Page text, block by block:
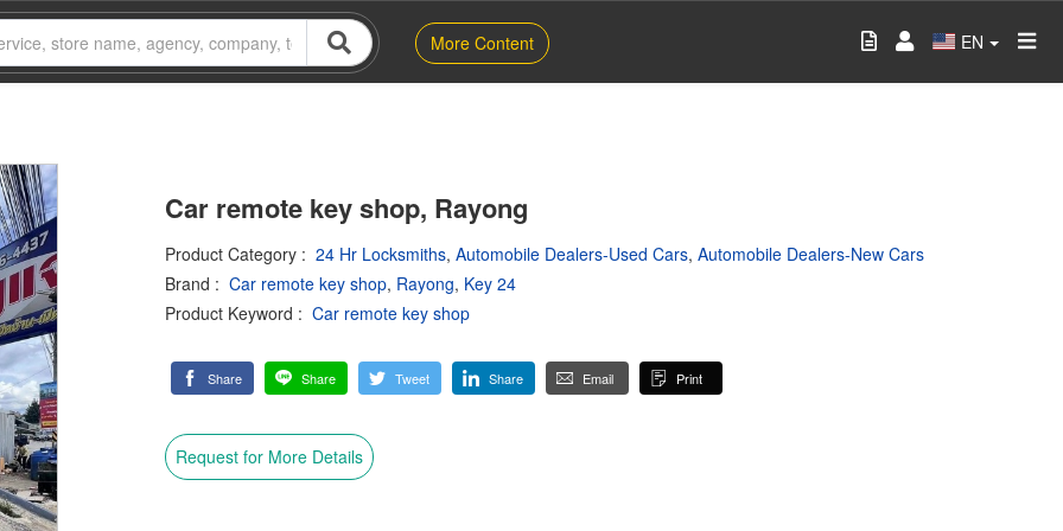
More Content EN
Car remote key shop, Rayong
Product Category : 24 Hr Locksmiths, Automobile Dealers-Used Cars, Automobile Dealers-New Cars
Brand : Car remote key shop, Rayong, Key 24
Product Keyword : Car remote key shop
Share Share Tweet Share Email Print
Request for More Details